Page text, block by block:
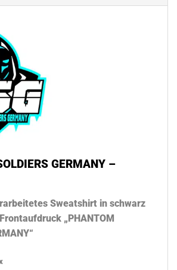
GERMANY –
Sweatshirt in schwarz
„PHANTOM